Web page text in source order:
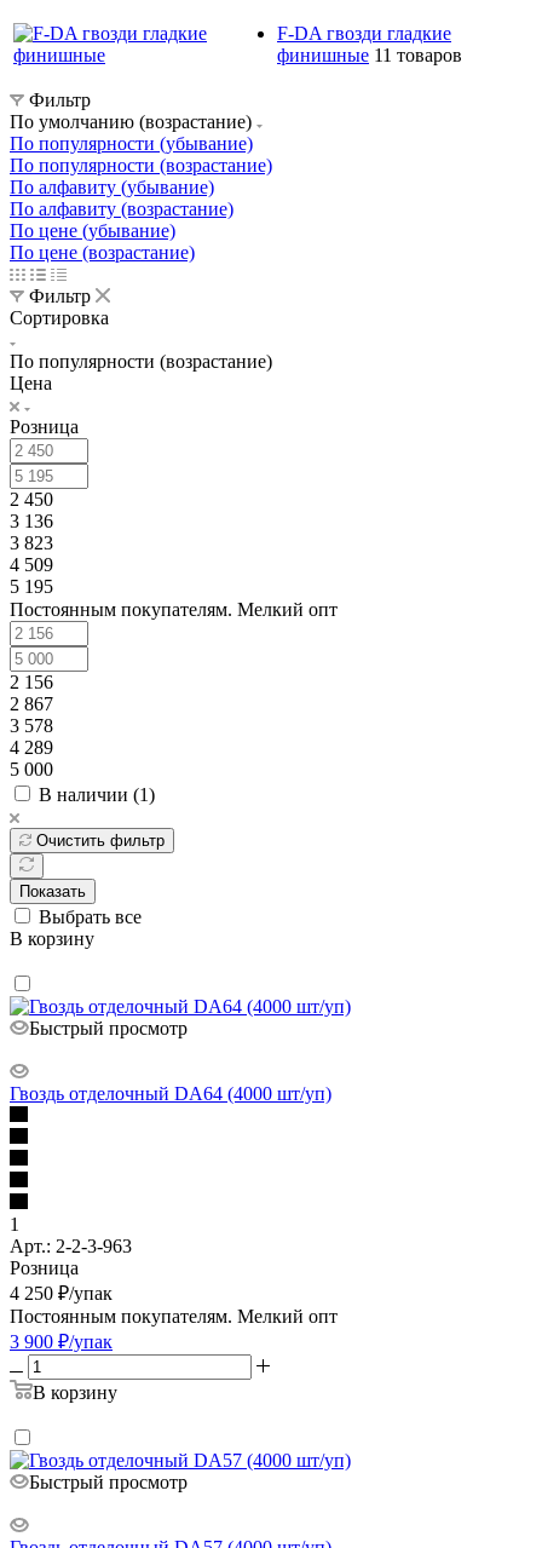
F-DA гвозди гладкие
финишные 11 товаров
Фильтр
По умолчанию (возрастание)
По популярности (убывание)
По популярности (возрастание)
По алфавиту (убывание)
По алфавиту (возрастание)
По цене (убывание)
По цене (возрастание)
Фильтр
Сортировка
По популярности (возрастание)
Цена
Розница
2 450
3 136
3 823
4 509
5 195
Постоянным покупателям. Мелкий опт
2 156
2 867
3 578
4 289
5 000
В наличии (1)
Очистить фильтр
Показать
Выбрать все
В корзину
Быстрый просмотр
Гвоздь отделочный DA64 (4000 шт/уп)
1
Арт.: 2-2-3-963
Розница
4 250 ₽/упак
Постоянным покупателям. Мелкий опт
3 900 ₽/упак
В корзину
Быстрый просмотр